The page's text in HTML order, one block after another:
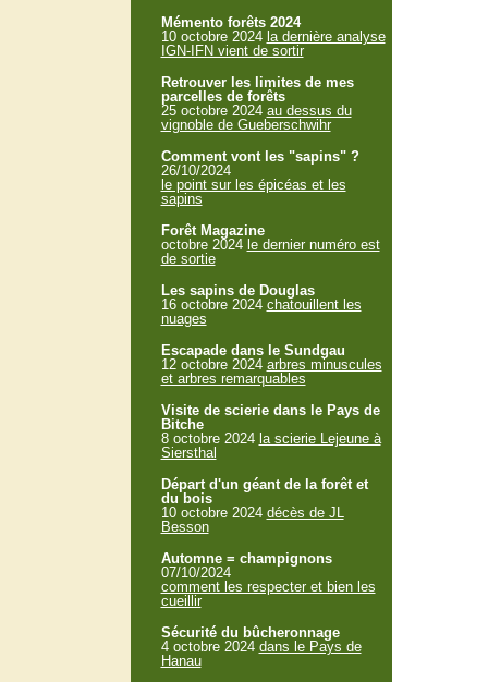
Mémento forêts 2024
10 octobre 2024 la dernière analyse
IGN-IFN vient de sortir
Retrouver les limites de mes
parcelles de forêts
25 octobre 2024 au dessus du
vignoble de Gueberschwihr
Comment vont les "sapins" ?
26/10/2024
le point sur les épicéas et les
sapins
Forêt Magazine
octobre 2024 le dernier numéro est
de sortie
Les sapins de Douglas
16 octobre 2024 chatouillent les
nuages
Escapade dans le Sundgau
12 octobre 2024 arbres minuscules
et arbres remarquables
Visite de scierie dans le Pays de
Bitche
8 octobre 2024 la scierie Lejeune à
Siersthal
Départ d'un géant de la forêt et
du bois
10 octobre 2024 décès de JL
Besson
Automne = champignons
07/10/2024
comment les respecter et bien les
cueillir
Sécurité du bûcheronnage
4 octobre 2024 dans le Pays de
Hanau